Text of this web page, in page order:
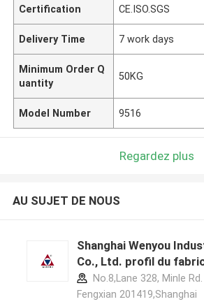
Certification CE.ISO.SGS
Delivery Time 7 work days
Minimum Order Q
uantity
50KG
Model Number 9516
Regardez plus
AU SUJET DE NOUS
Shanghai Wenyou
Co., Ltd. profil du
No.8,Lane 328, Minle Rd.
Fengxian 201419,Shanghai